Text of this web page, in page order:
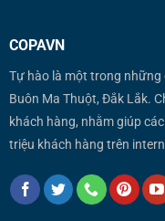
COPAVN
Tự hào là một trong những
Buôn Ma Thuột, Đắk Lắk.
khách hàng, nhằm giúp
triệu khách hàng trên